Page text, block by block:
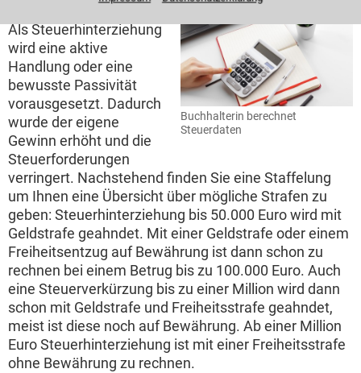
Buchhalterin berechnet
Steuerdaten
Als Steuerhinterziehung
wird eine aktive
Handlung oder eine
bewusste Passivität
vorausgesetzt. Dadurch
wurde der eigene
Gewinn erhöht und die
Steuerforderungen
verringert. Nachstehend finden Sie eine Staffelung
um Ihnen eine Übersicht über mögliche Strafen zu
geben: Steuerhinterziehung bis 50.000 Euro wird mit
Geldstrafe geahndet. Mit einer Geldstrafe oder einem
Freiheitsentzug auf Bewährung ist dann schon zu
rechnen bei einem Betrug bis zu 100.000 Euro. Auch
eine Steuerverkürzung bis zu einer Million wird dann
schon mit Geldstrafe und Freiheitsstrafe geahndet,
meist ist diese noch auf Bewährung. Ab einer Million
Euro Steuerhinterziehung ist mit einer Freiheitsstrafe
ohne Bewährung zu rechnen.